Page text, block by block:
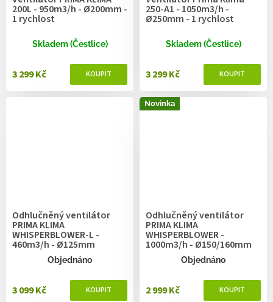
200L - 950m3/h - Ø200mm -
1 rychlost
Skladem (Čestlice)
3 299 Kč
250-A1 - 1050m3/h -
Ø250mm - 1 rychlost
Skladem (Čestlice)
3 299 Kč
Odhlučněný ventilátor
PRIMA KLIMA
WHISPERBLOWER-L -
460m3/h - Ø125mm
Objednáno
3 099 Kč
Novinka
Odhlučněný ventilátor
PRIMA KLIMA
WHISPERBLOWER -
1000m3/h - Ø150/160mm
Objednáno
2 999 Kč